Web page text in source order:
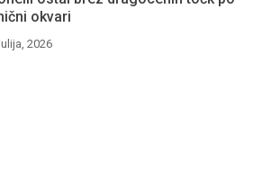
okvari
2026